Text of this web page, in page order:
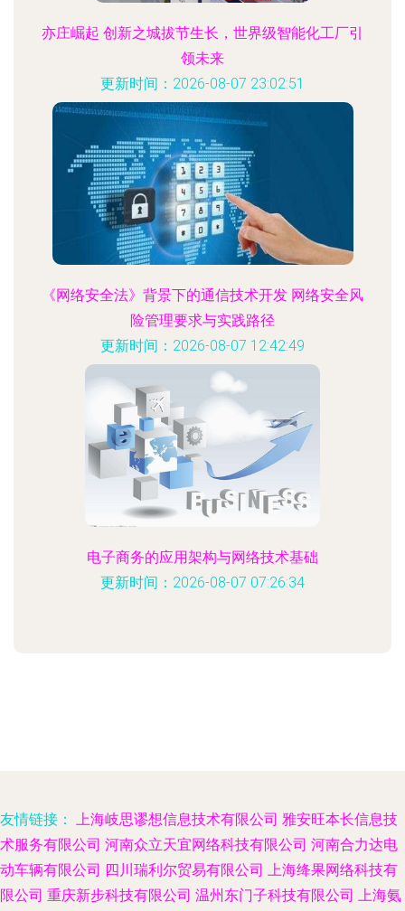
亦庄崛起 创新之城拔节生长，世界级智能化工厂引
领未来
更新时间：2026-08-07 23:02:51
《网络安全法》背景下的通信技术开发 网络安全风
险管理要求与实践路径
更新时间：2026-08-07 12:42:49
电子商务的应用架构与网络技术基础
更新时间：2026-08-07 07:26:34
友情链接： 上海岐思谬想信息技术有限公司 雅安旺本长信息技
术服务有限公司 河南众立天宜网络科技有限公司 河南合力达电
动车辆有限公司 四川瑞利尔贸易有限公司 上海绛果网络科技有
限公司 重庆新步科技有限公司 温州东门子科技有限公司 上海氨